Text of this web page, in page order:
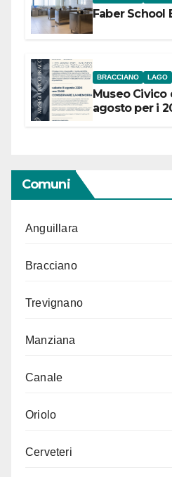
Faber School
BRACCIANO LAGO
Museo Civico
agosto per i
Comuni
Anguillara
Bracciano
Trevignano
Manziana
Canale
Oriolo
Cerveteri